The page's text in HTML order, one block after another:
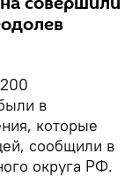
в
которые
сообщили в
округа РФ.